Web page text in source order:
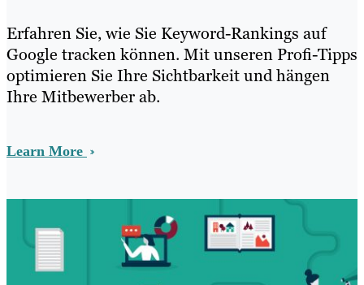
Erfahren Sie, wie Sie Keyword-Rankings auf
Google tracken können. Mit unseren Profi-Tipps
optimieren Sie Ihre Sichtbarkeit und hängen
Ihre Mitbewerber ab.
Learn More